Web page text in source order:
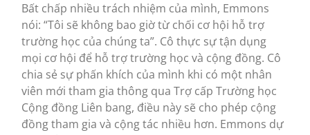
Bất chấp nhiều trách nhiệm của mình, Emmons
nói: “Tôi sẽ không bao giờ từ chối cơ hội hỗ trợ
trường học của chúng ta”. Cô thực sự tận dụng
mọi cơ hội để hỗ trợ trường học và cộng đồng. Cô
chia sẻ sự phấn khích của mình khi có một nhân
viên mới tham gia thông qua Trợ cấp Trường học
Cộng đồng Liên bang, điều này sẽ cho phép cộng
đồng tham gia và cộng tác nhiều hơn. Emmons dự